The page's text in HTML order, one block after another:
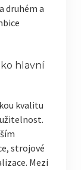
druhém a
hlavní
kvalitu
strojové
Mezi